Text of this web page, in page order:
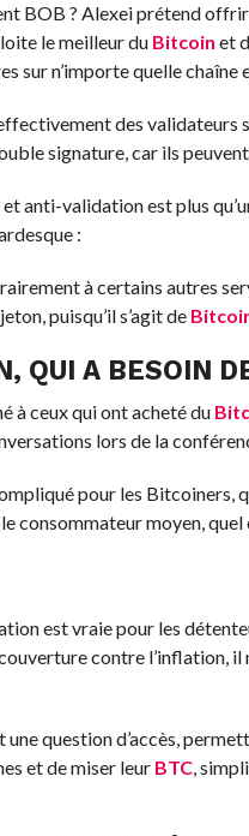
BOB ? Alexei prétend
le meilleur du Bitcoin et
sur n’importe quelle chaîne
des validateurs
signature, car ils
anti-validation est plus
:
à certains autres
puisqu’il s’agit de
QUI A BESOIN
à ceux qui ont acheté du
lors de la
pour les Bitcoiners,
consommateur moyen,
est vraie pour les
contre l’inflation,
question d’accès,
et de miser leur BTC,